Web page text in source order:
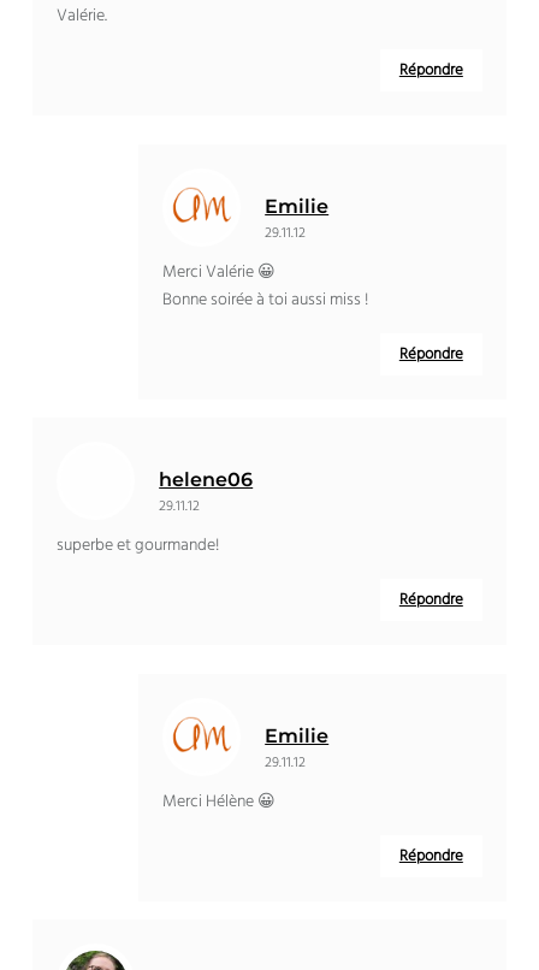
Valérie.
Répondre
Emilie
29.11.12
Merci Valérie 😀
Bonne soirée à toi aussi miss !
Répondre
helene06
29.11.12
superbe et gourmande!
Répondre
Emilie
29.11.12
Merci Hélène 😀
Répondre